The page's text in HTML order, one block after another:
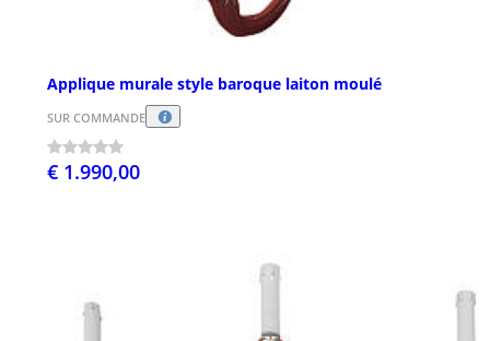
Applique murale style baroque laiton moulé
SUR COMMANDE
€ 1.990,00